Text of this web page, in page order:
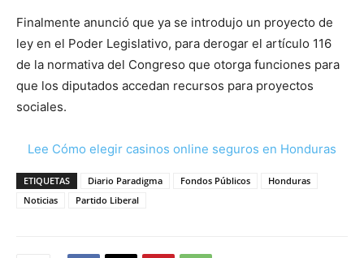
Finalmente anunció que ya se introdujo un proyecto de
ley en el Poder Legislativo, para derogar el artículo 116
de la normativa del Congreso que otorga funciones para
que los diputados accedan recursos para proyectos
sociales.
Lee Cómo elegir casinos online seguros en Honduras
ETIQUETAS Diario Paradigma Fondos Públicos
Honduras
Noticias
Partido Liberal